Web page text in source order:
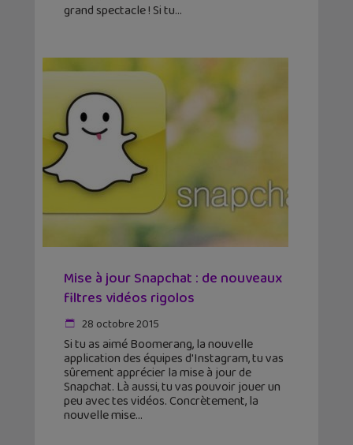
grand spectacle ! Si tu
Mise à jour Snapchat : de nouveaux
filtres vidéos rigolos
28 octobre 2015
Si tu as aimé Boomerang, la nouvelle
application des équipes d'Instagram, tu vas
sûrement apprécier la mise à jour de
Snapchat. Là aussi, tu vas pouvoir jouer un
peu avec tes vidéos. Concrètement, la
nouvelle mise